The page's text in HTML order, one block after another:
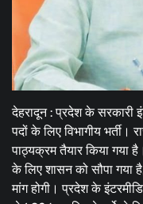
देहरादून : प्रदेश के सरकारी
पदों के लिए विभागीय
पाठ्यक्रम तैयार किया गया
के लिए शासन को सौपा गया
मांग होगी। प्रदेश के